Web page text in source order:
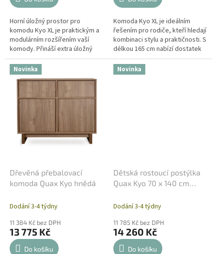
Horní úložný prostor pro
komodu Kyo XL je praktickým a
modulárním rozšířením vaší
komody. Přináší extra úložný
prostor pro dětské potřeby
nebo dekorace a zachovává
nadčasový...
Komoda Kyo XL je ideálním
řešením pro rodiče, kteří hledají
kombinaci stylu a praktičnosti. S
délkou 165 cm nabízí dostatek
úložného prostoru pro dětské
potřeby, oblečení i...
Novinka
Dřevěná přebalovací
komoda Quax Kyo hnědá
Dodání 3-4 týdny
11 384 Kč bez DPH
13 775 Kč
Do košíku
Novinka
Dětská rostoucí postýlka
Quax Kyo 70 x 140 cm
Dodání 3-4 týdny
11 785 Kč bez DPH
14 260 Kč
Do košíku